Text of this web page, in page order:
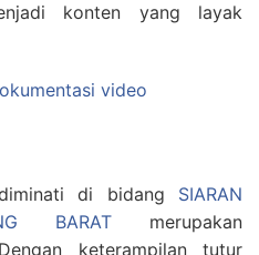
konten yang layak
video
di bidang SIARAN
BARAT merupakan
keterampilan tutur